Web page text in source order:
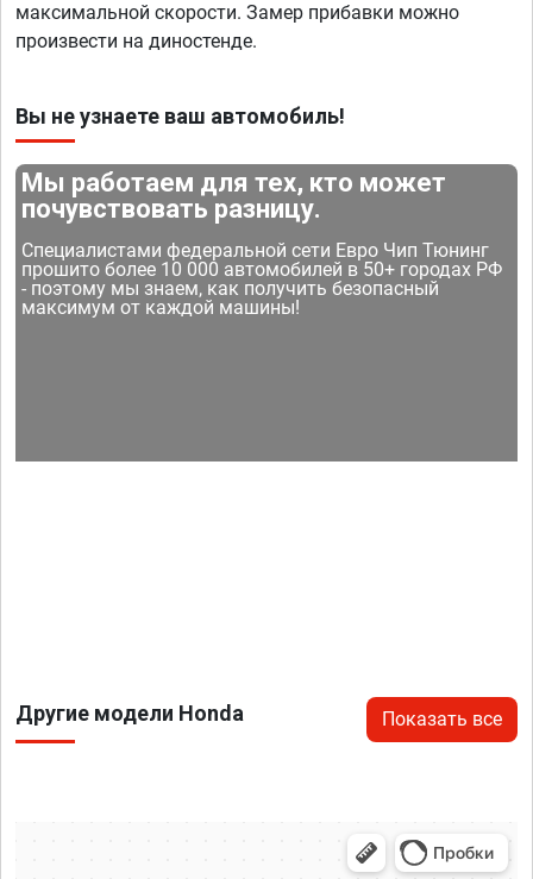
максимальной скорости. Замер прибавки можно
произвести на диностенде.
Вы не узнаете ваш автомобиль!
Мы работаем для тех, кто может
почувствовать разницу.
Специалистами федеральной сети Евро Чип Тюнинг
прошито более 10 000 автомобилей в 50+ городах РФ
- поэтому мы знаем, как получить безопасный
максимум от каждой машины!
Другие модели Honda Показать все